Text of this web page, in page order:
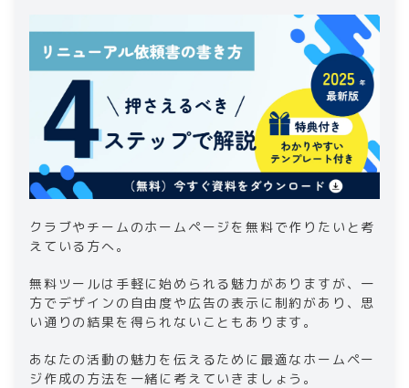
4 . クラブやチームのホームページ作成はプロに
任せた方がいい理由
4-1
目的達成のためのデザインを作成してく
れる
4-2
. 目的達成のための集客対策をしてくれる
4-3.
メンテナンスも対応してくれる
5.
【業界最安値】98,000円からホームページ
制作を承ります！
6.
まとめ｜クラブやチームのホームページを無
料作成する方法
クラブやチームのホームページを無料で作りたいと考
えている方へ。
無料ツールは手軽に始められる魅力がありますが、一
方でデザインの自由度や広告の表示に制約があり、思
い通りの結果を得られないこともあります。
あなたの活動の魅力を伝えるために最適なホームペー
ジ作成の方法を一緒に考えていきましょう。